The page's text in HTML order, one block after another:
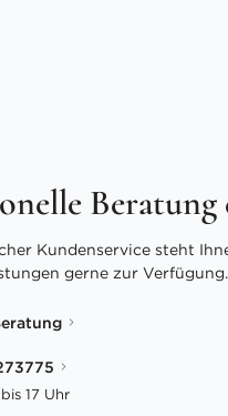
Beratung
Kundenservice steht
gerne zur Verfügung.
17 Uhr